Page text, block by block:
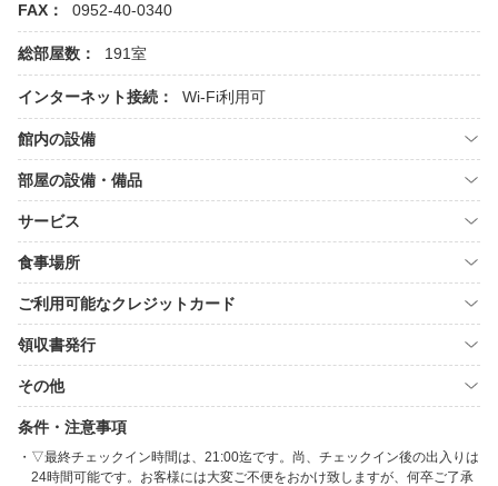
FAX：
0952-40-0340
総部屋数： 191室
インターネット接続： Wi-Fi利用可
館内の設備
部屋の設備・備品
サービス
食事場所
ご利用可能なクレジットカード
領収書発行
その他
条件・注意事項
▽最終チェックイン時間は、21:00迄です。尚、チェックイン後の出入りは
24時間可能です。お客様には大変ご不便をおかけ致しますが、何卒ご了承